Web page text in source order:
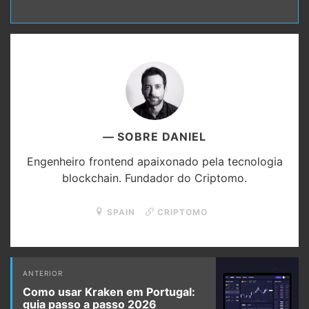
mail
SOBRE DANIEL
Engenheiro frontend apaixonado pela tecnologia
blockchain. Fundador do Criptomo.
SPAIN CRIPTOMO
Post
navigation
ANTERIOR
Como usar Kraken em Portugal:
guia passo a passo 2026